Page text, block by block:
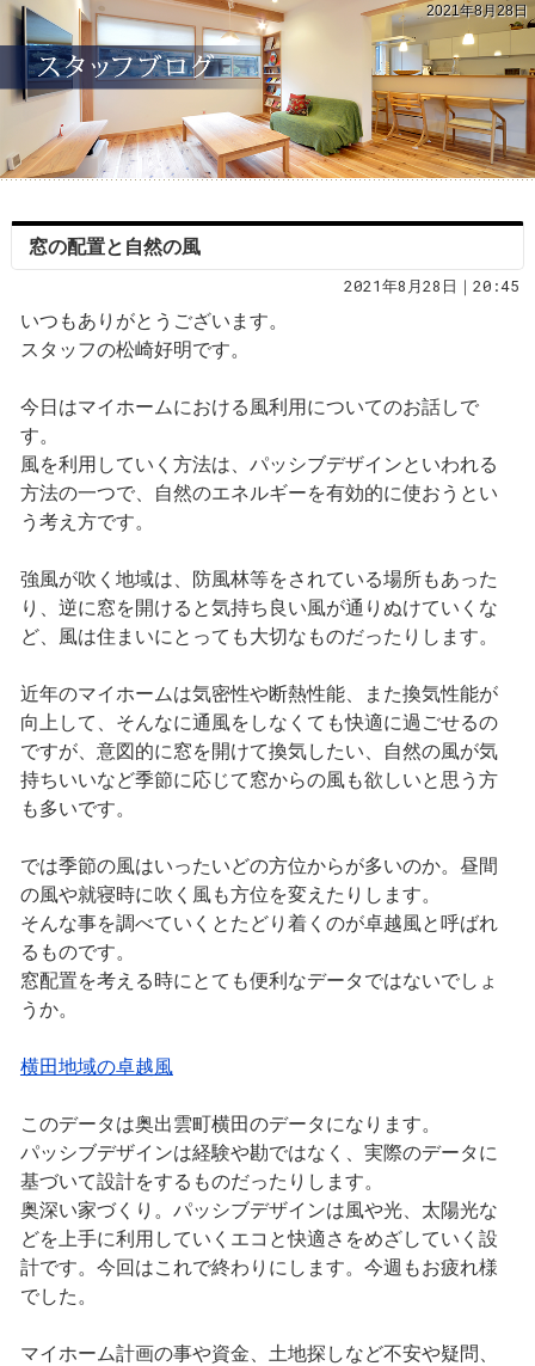
2021年8月28日
窓の配置と自然の風
2021年8月28日｜20:45
いつもありがとうございます。
スタッフの松崎好明です。
今日はマイホームにおける風利用についてのお話しで
す。
風を利用していく方法は、パッシブデザインといわれる
方法の一つで、自然のエネルギーを有効的に使おうとい
う考え方です。
強風が吹く地域は、防風林等をされている場所もあった
り、逆に窓を開けると気持ち良い風が通りぬけていくな
ど、風は住まいにとっても大切なものだったりします。
近年のマイホームは気密性や断熱性能、また換気性能が
向上して、そんなに通風をしなくても快適に過ごせるの
ですが、意図的に窓を開けて換気したい、自然の風が気
持ちいいなど季節に応じて窓からの風も欲しいと思う方
も多いです。
では季節の風はいったいどの方位からが多いのか。昼間
の風や就寝時に吹く風も方位を変えたりします。
そんな事を調べていくとたどり着くのが卓越風と呼ばれ
るものです。
窓配置を考える時にとても便利なデータではないでしょ
うか。
横田地域の卓越風
このデータは奥出雲町横田のデータになります。
パッシブデザインは経験や勘ではなく、実際のデータに
基づいて設計をするものだったりします。
奥深い家づくり。パッシブデザインは風や光、太陽光な
どを上手に利用していくエコと快適さをめざしていく設
計です。今回はこれで終わりにします。今週もお疲れ様
でした。
マイホーム計画の事や資金、土地探しなど不安や疑問、